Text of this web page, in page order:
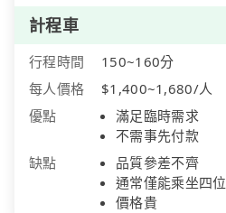
計程車
行程時間
150~160分
每人價格
$1,400~1,680/人
優點
滿足臨時需求
不需事先付款
缺點
品質參差不齊
通常僅能乘坐四位
價格貴